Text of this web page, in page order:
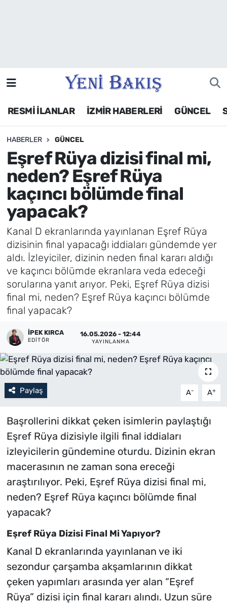
RESMİ İLANLAR İZMİR HABERLERİ GÜNCEL
HABERLER GÜNCEL
Eşref Rüya dizisi final mi,
neden? Eşref Rüya
kaçıncı bölümde final
yapacak?
Kanal D ekranlarında yayınlanan Eşref Rüya
dizisinin final yapacağı iddiaları gündemde yer
aldı. İzleyiciler, dizinin neden final kararı aldığı
ve kaçıncı bölümde ekranlara veda edeceği
sorularına yanıt arıyor. Peki, Eşref Rüya dizisi
final mi, neden? Eşref Rüya kaçıncı bölümde
final yapacak?
İPEK KIRCA
EDITÖR
16.05.2026 - 12:44
YAYINLANMA
Paylaş A- A+
Başrollerini dikkat çeken isimlerin paylaştığı
Eşref Rüya dizisiyle ilgili final iddiaları
izleyicilerin gündemine oturdu. Dizinin ekran
macerasının ne zaman sona ereceği
araştırılıyor. Peki, Eşref Rüya dizisi final mi,
neden? Eşref Rüya kaçıncı bölümde final
yapacak?
Eşref Rüya Dizisi Final Mi Yapıyor?
Kanal D ekranlarında yayınlanan ve iki
sezondur çarşamba akşamlarının dikkat
çeken yapımları arasında yer alan “Eşref
Rüya” dizisi için final kararı alındı. Uzun süre
Siyaset
Asayiş / Polis-Adliye
Spor
Magazin
Foto Galeri
Künye
İletişim